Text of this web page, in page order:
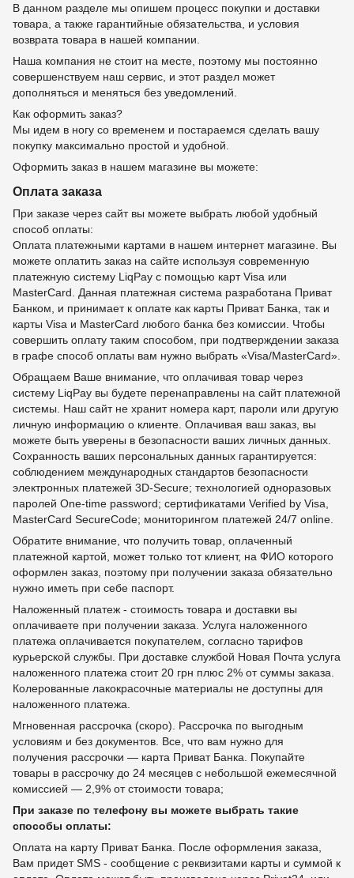
В данном разделе мы опишем процесс покупки и доставки
товара, а также гарантийные обязательства, и условия
возврата товара в нашей компании.
Наша компания не стоит на месте, поэтому мы постоянно
совершенствуем наш сервис, и этот раздел может
дополняться и меняться без уведомлений.
Как оформить заказ?
Мы идем в ногу со временем и постараемся сделать вашу
покупку максимально простой и удобной.
Оформить заказ в нашем магазине вы можете:
Оплата заказа
При заказе через сайт вы можете выбрать любой удобный
способ оплаты:
Оплата платежными картами в нашем интернет магазине. Вы
можете оплатить заказ на сайте используя современную
платежную систему LiqPay с помощью карт Visa или
MasterCard. Данная платежная система разработана Приват
Банком, и принимает к оплате как карты Приват Банка, так и
карты Visa и MasterCard любого банка без комиссии. Чтобы
совершить оплату таким способом, при подтверждении заказа
в графе способ оплаты вам нужно выбрать «Visa/MasterCard».
Обращаем Ваше внимание, что оплачивая товар через
систему LiqPay вы будете перенаправлены на сайт платежной
системы. Наш сайт не хранит номера карт, пароли или другую
личную информацию о клиенте. Оплачивая ваш заказ, вы
можете быть уверены в безопасности ваших личных данных.
Сохранность ваших персональных данных гарантируется:
соблюдением международных стандартов безопасности
электронных платежей 3D-Secure; технологией одноразовых
паролей One-time password; сертификатами Verified by Visa,
MasterCard SecureCode; мониторингом платежей 24/7 online.
Обратите внимание, что получить товар, оплаченный
платежной картой, может только тот клиент, на ФИО которого
оформлен заказ, поэтому при получении заказа обязательно
нужно иметь при себе паспорт.
Наложенный платеж - стоимость товара и доставки вы
оплачиваете при получении заказа. Услуга наложенного
платежа оплачивается покупателем, согласно тарифов
курьерской службы. При доставке службой Новая Почта услуга
наложенного платежа стоит 20 грн плюс 2% от суммы заказа.
Колерованные лакокрасочные материалы не доступны для
наложенного платежа.
Мгновенная рассрочка (скоро). Рассрочка по выгодным
условиям и без документов. Все, что вам нужно для
получения рассрочки — карта Приват Банка. Покупайте
товары в рассрочку до 24 месяцев с небольшой ежемесячной
комиссией — 2,9% от стоимости товара;
При заказе по телефону вы можете выбрать такие
способы оплаты:
Оплата на карту Приват Банка. После оформления заказа,
Вам придет SMS - сообщение с реквизитами карты и суммой к